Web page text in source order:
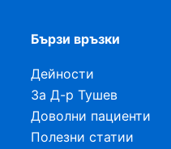
Бързи връзки
Дейности
За Д-р Тушев
Доволни пациенти
Полезни статии